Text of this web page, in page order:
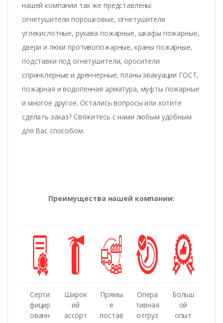
нашей компании так же представлены:
огнетушители порошковые, огнетушители
углекислотные, рукава пожарные, шкафы пожарные,
двери и люки противопожарные, краны пожарные,
подставки под огнетушители, оросители
спринклерные и дренчерные, планы эвакуации ГОСТ,
пожарная и водопенная арматура, муфты пожарные
и многое другое. Остались вопросы или хотите
сделать заказ? Свяжитесь с нами любым удобным
для Вас способом.
Преимущества нашей компании:
Серти
фицир
ованн
Широк
ий
ассорт
Прямы
е
постав
Опера
тивная
отгруз
Больш
ой
опыт